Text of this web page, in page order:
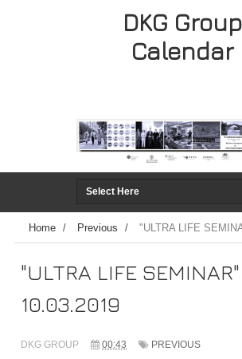
DKG Group
Calendar
Home / Previous / "ULTRA LIFE
"ULTRA LIFE
10.03.2019
DKG GROUP 00:43 PREVIOUS